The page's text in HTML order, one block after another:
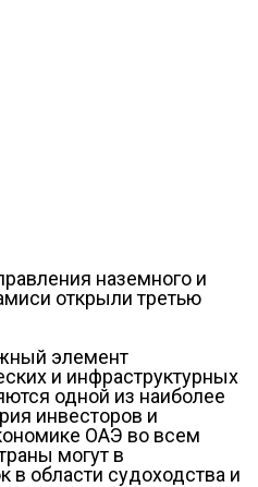
наземного и
открыли третью
элемент
и инфраструктурных
одной из наиболее
инвесторов и
ОАЭ во всем
могут в
в области судоходства и